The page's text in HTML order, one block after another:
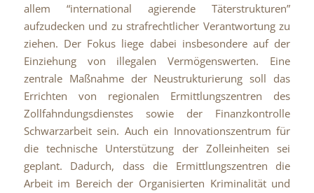
allem “international agierende Täterstrukturen”
aufzudecken und zu strafrechtlicher Verantwortung zu
ziehen. Der Fokus liege dabei insbesondere auf der
Einziehung von illegalen Vermögenswerten. Eine
zentrale Maßnahme der Neustrukturierung soll das
Errichten von regionalen Ermittlungszentren des
Zollfahndungsdienstes sowie der Finanzkontrolle
Schwarzarbeit sein. Auch ein Innovationszentrum für
die technische Unterstützung der Zolleinheiten sei
geplant. Dadurch, dass die Ermittlungszentren die
Arbeit im Bereich der Organisierten Kriminalität und